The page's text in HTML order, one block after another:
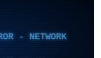
- NETWORK